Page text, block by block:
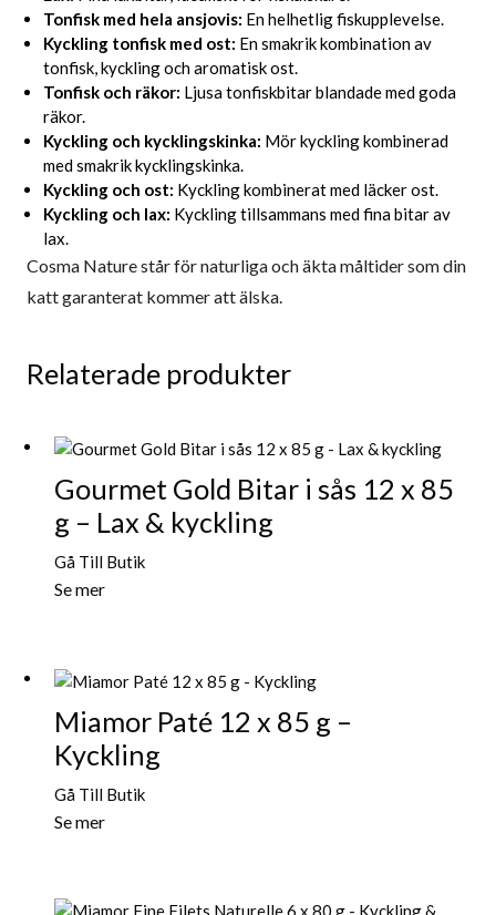
Tonfisk med hela ansjovis: En helhetlig fiskupplevelse.
Kyckling tonfisk med ost: En smakrik kombination av
tonfisk, kyckling och aromatisk ost.
Tonfisk och räkor: Ljusa tonfiskbitar blandade med goda
räkor.
Kyckling och kycklingskinka: Mör kyckling kombinerad
med smakrik kycklingskinka.
Kyckling och ost: Kyckling kombinerat med läcker ost.
Kyckling och lax: Kyckling tillsammans med fina bitar av
lax.
Cosma Nature står för naturliga och äkta måltider som din
katt garanterat kommer att älska.
Relaterade produkter
Gourmet Gold Bitar i sås 12 x 85
g – Lax & kyckling
Gå Till Butik
Se mer
Miamor Paté 12 x 85 g –
Kyckling
Gå Till Butik
Se mer